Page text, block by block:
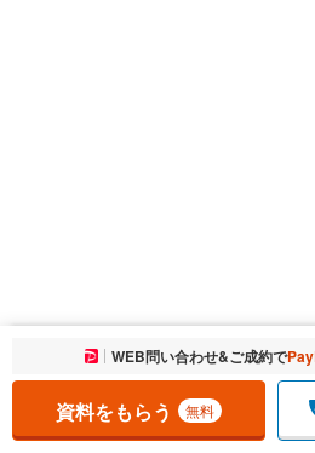
お気に入りに追加しました。
WEB問い合わせ&ご成約で
資料をもらう 無料